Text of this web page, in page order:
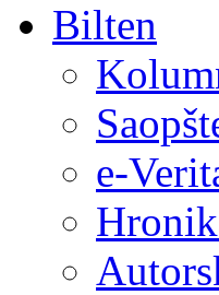
Bilten
e-